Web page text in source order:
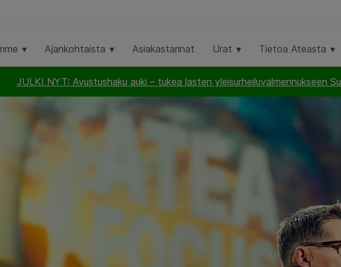
Ajankohtaista Asiakastarinat Urat Tietoa Ateasta
JULKI NYT: Avustushaku auki – tukea lasten yleisurheiluvalmennukseen